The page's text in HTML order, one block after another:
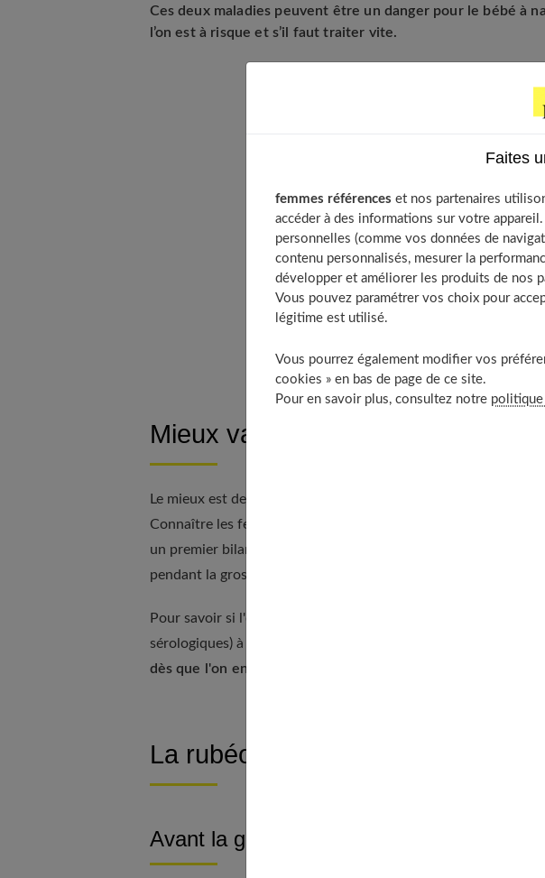
Ces deux maladies peuvent être un danger pour le bébé à
l’on est à risque et s’il faut traiter vite.
Avant la grossesse : pensez au
Pendant la grossesse
La toxoplasmose
Pendant la grossesse : un
La toxoplasmose et la rubéole :
Mieux vaut anticiper la
Le mieux est de savoir avant d'être enceinte si l'on est
Connaître les femmes non protégées contre la rubéole permet
un premier bilan fournit un point de référence qui permettra
pendant la grossesse. Et de traiter une future maman
Pour savoir si l'on est protégée contre ces maladies, il est
sérologiques) à l'occasion du certificat prénuptial ou
dès que l'on envisage d'avoir un enfant.
La rubéole
Avant la grossesse : pensez au vaccin
Faites
femmes références et nos partenaires
accéder à des informations sur votre
personnelles (comme vos données de
contenu personnalisés, mesurer la
développer et améliorer les produits de nos
Vous pouvez paramétrer vos choix pour
légitime est utilisé.
Vous pourrez également modifier vos
cookies » en bas de page de ce site.
Pour en savoir plus, consultez notre